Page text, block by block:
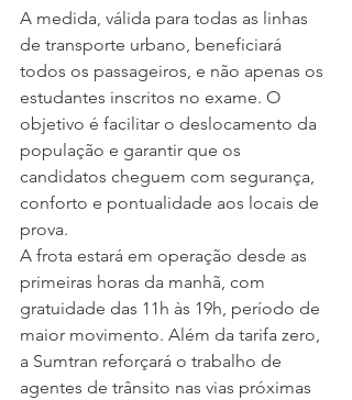
A medida, válida para todas as linhas
de transporte urbano, beneficiará
todos os passageiros, e não apenas os
estudantes inscritos no exame. O
objetivo é facilitar o deslocamento da
população e garantir que os
candidatos cheguem com segurança,
conforto e pontualidade aos locais de
prova.
A frota estará em operação desde as
primeiras horas da manhã, com
gratuidade das 11h às 19h, período de
maior movimento. Além da tarifa zero,
a Sumtran reforçará o trabalho de
agentes de trânsito nas vias próximas